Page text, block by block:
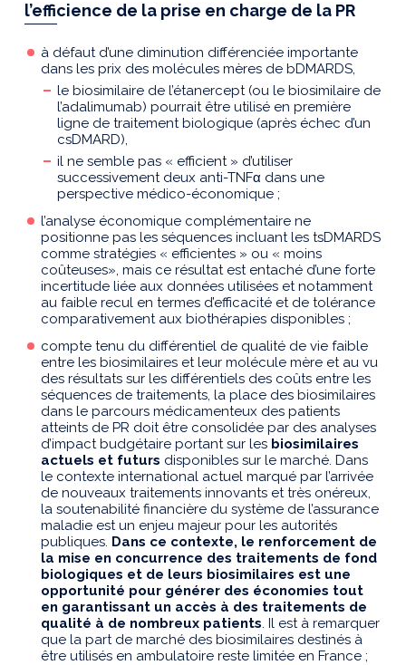
l’efficience de la prise en charge de la PR
à défaut d’une diminution différenciée importante
dans les prix des molécules mères de bDMARDS,
le biosimilaire de l’étanercept (ou le biosimilaire de
l’adalimumab) pourrait être utilisé en première
ligne de traitement biologique (après échec d’un
csDMARD),
il ne semble pas « efficient » d’utiliser
successivement deux anti-TNFα dans une
perspective médico-économique ;
l’analyse économique complémentaire ne
positionne pas les séquences incluant les tsDMARDS
comme stratégies « efficientes » ou « moins
coûteuses», mais ce résultat est entaché d’une forte
incertitude liée aux données utilisées et notamment
au faible recul en termes d’efficacité et de tolérance
comparativement aux biothérapies disponibles ;
compte tenu du différentiel de qualité de vie faible
entre les biosimilaires et leur molécule mère et au vu
des résultats sur les différentiels des coûts entre les
séquences de traitements, la place des biosimilaires
dans le parcours médicamenteux des patients
atteints de PR doit être consolidée par des analyses
d’impact budgétaire portant sur les biosimilaires
actuels et futurs disponibles sur le marché. Dans
le contexte international actuel marqué par l’arrivée
de nouveaux traitements innovants et très onéreux,
la soutenabilité financière du système de l’assurance
maladie est un enjeu majeur pour les autorités
publiques. Dans ce contexte, le renforcement de
la mise en concurrence des traitements de fond
biologiques et de leurs biosimilaires est une
opportunité pour générer des économies tout
en garantissant un accès à des traitements de
qualité à de nombreux patients. Il est à remarquer
que la part de marché des biosimilaires destinés à
être utilisés en ambulatoire reste limitée en France ;